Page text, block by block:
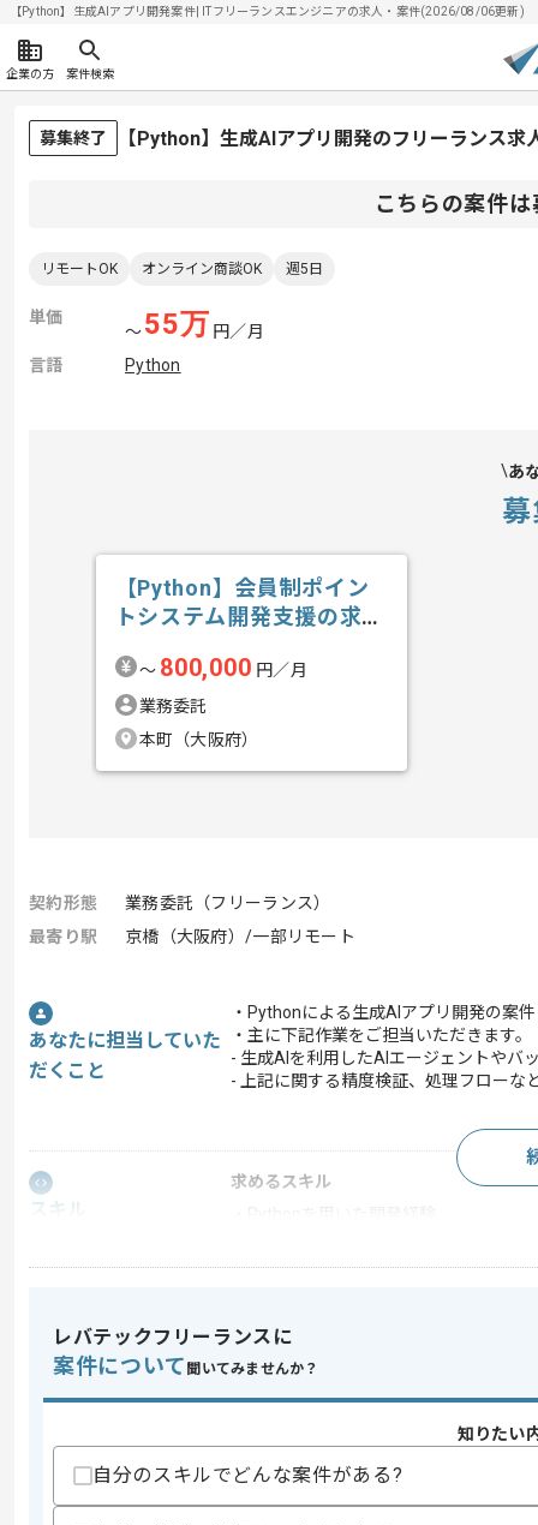
【Python】生成AIアプリ開発案件| ITフリーランスエンジニアの求人・案件(2026/08/06更新)
企業の方 案件検索
募集終了 【Python】生成AIアプリ開発のフリーランス求
こちらの案件
リモートOK オンライン商談OK 週5日
単価
〜55万 円／月
言語
Python
あ
【Python】会員制ポイン
トシステム開発支援の求
〜 800,000 円／月
業務委託
本町（大阪府）
契約形態
業務委託（フリーランス）
最寄り駅
京橋（大阪府）/一部リモート
あなたに担当していた
だくこと
・Pythonによる生成AIアプリ開発の案
・主に下記作業をご担当いただきます。
- 生成AIを利用したAIエージェントやバ
- 上記に関する精度検証、処理フローな
スキル
求めるスキル
精算・お支払い
精算基準時間
140時間〜180時間
支払いサイト
レバテックフリーランスに
案件について 聞いてみませんか？
知りたい
自分のスキルでどんな案件がある?